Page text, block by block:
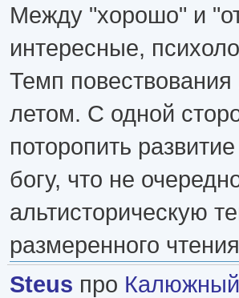
Между "хорошо" и
интересные,
Темп
летом. С одной
поторопить
богу, что не
альтисторическую
размеренного
Steus про Калюжный